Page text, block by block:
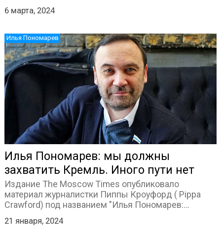
НОВОСТИ
6 марта, 2024
Илья Пономарев
Илья Пономарев: мы должны
захватить Кремль. Иного пути нет
Издание The Moscow Times опубликовало
материал журналистки Пиппы Кроуфорд ( Pippa
Crawford) под названием "Илья Пономарев:…
21 января, 2024